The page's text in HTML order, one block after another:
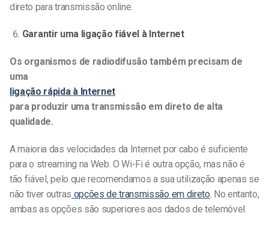
direto para transmissão online.
Garantir uma ligação fiável à Internet
Os organismos de radiodifusão também precisam de
uma
ligação rápida à Internet
para produzir uma transmissão em direto de alta
qualidade.
A maioria das velocidades da Internet por cabo é suficiente
para o streaming na Web. O Wi-Fi é outra opção, mas não é
tão fiável, pelo que recomendamos a sua utilização apenas se
não tiver outras opções de transmissão em direto. No entanto,
ambas as opções são superiores aos dados de telemóvel.